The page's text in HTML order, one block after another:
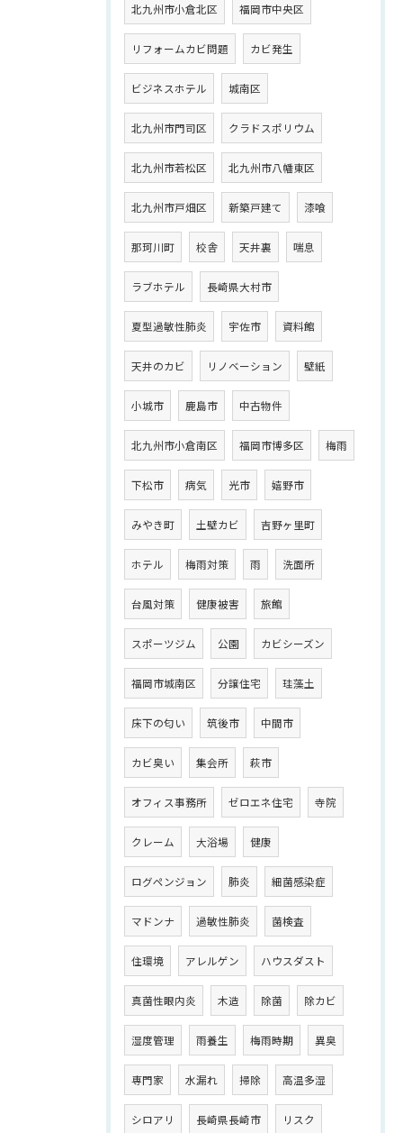
北九州市小倉北区 福岡市中央区
リフォームカビ問題 カビ発生
ビジネスホテル 城南区
北九州市門司区 クラドスポリウム
北九州市若松区 北九州市八幡東区
北九州市戸畑区 新築戸建て 漆喰
那珂川町 校舎 天井裏 喘息
ラブホテル 長崎県大村市
夏型過敏性肺炎 宇佐市 資料館
天井のカビ リノベーション 壁紙
小城市 鹿島市 中古物件
北九州市小倉南区 福岡市博多区 梅雨
下松市 病気 光市 嬉野市
みやき町 土壁カビ 吉野ヶ里町
ホテル 梅雨対策 雨 洗面所
台風対策 健康被害 旅館
スポーツジム 公園 カビシーズン
福岡市城南区 分譲住宅 珪藻土
床下の匂い 筑後市 中間市
カビ臭い 集会所 萩市
オフィス事務所 ゼロエネ住宅 寺院
クレーム 大浴場 健康
ログペンジョン 肺炎 細菌感染症
マドンナ 過敏性肺炎 菌検査
住環境 アレルゲン ハウスダスト
真菌性眼内炎 木造 除菌 除カビ
湿度管理 雨養生 梅雨時期 異臭
専門家 水漏れ 掃除 高温多湿
シロアリ 長崎県長崎市 リスク